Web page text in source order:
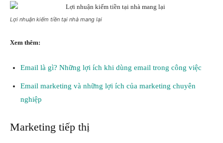
Lợi nhuận kiếm tiền tại nhà mang lại
Xem thêm:
Email là gì? Những lợi ích khi dùng email trong công việc
Email marketing và những lợi ích của marketing chuyên
nghiệp
Marketing tiếp thị